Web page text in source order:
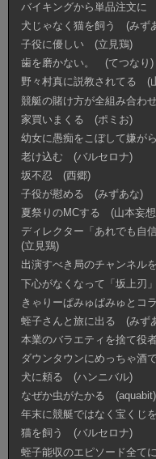
バイキングから単品注文に
犬じゃなく猫を飼う (みず
子役に優しい (立見鶏)
歯を磨かない。 (てつなり)
野々村真に説教されてる (
競艇の賭け方が全組み合わ
家買いまくる (ポミお)
幼女に愚痴をこぼして嫌が
老け込む (バルセロナ)
坂不忍 (西郷)
子役が慰める (みずあな)
夏祭りのMCする (山本妄
ディレクター「あれでも自
(立見鶏)
出演すべき局のチャンネル
下心がなくなって「坂上刃
きゃりーぱみゅぱみゅとコ
蛭子さんと旅に出る (みず
本業のバラエティを捨て役
ダウンタウンにめっちゃ酒
犬に頼る (ハンニバル)
なぜか虫がたかる (aquabit)
年末に競艇ではなく宝くじ
猫を飼う (バルセロナ)
蛭子能収のエピソード全てに